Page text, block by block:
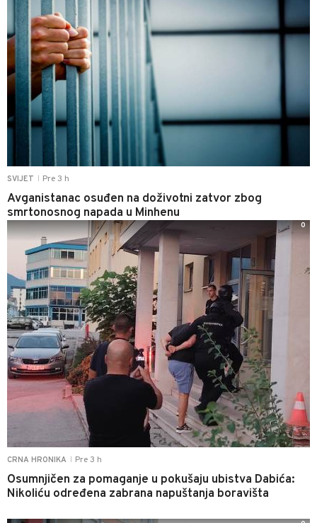
SVIJET Pre 3 h
Avganistanac osuđen na doživotni zatvor zbog
smrtonosnog napada u Minhenu
CRNA HRONIKA Pre 3 h
Osumnjičen za pomaganje u pokušaju ubistva Dabića:
Nikoliću određena zabrana napuštanja boravišta
0